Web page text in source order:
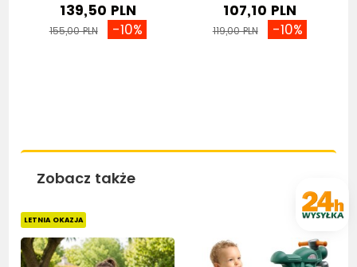
139,50 PLN
155,00 PLN -10%
107,10 PLN
119,00 PLN -10%
Zobacz także
LETNIA OKAZJA